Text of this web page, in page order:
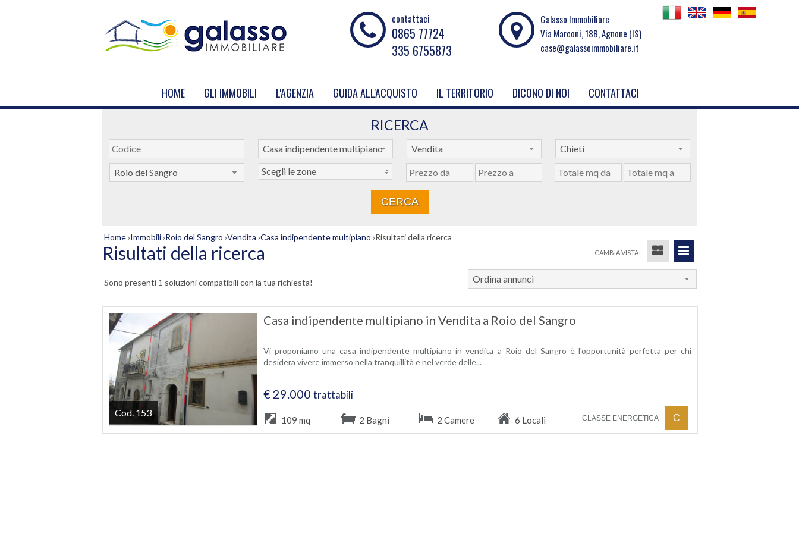
contattaci
0865 77724
335 6755873
Galasso Immobiliare
Via Marconi, 18B, Agnone (IS)
case@galassoimmobiliare.it
HOME GLI IMMOBILI L'AGENZIA GUIDA ALL'ACQUISTO IL TERRITORIO DICONO DI NOI CONTATTACI
RICERCA
Casa indipendente multipiano Vendita Chieti
Roio del Sangro Scegli le zone
Home›Immobili›Roio del Sangro ›Vendita ›Casa indipendente multipiano ›Risultati della ricerca
Risultati della ricerca CAMBIA VISTA:
Sono presenti 1 soluzioni compatibili con la tua richiesta! Ordina annunci
Casa indipendente multipiano in Vendita a Roio del Sangro
Vi proponiamo una casa indipendente multipiano in vendita a Roio del Sangro è l'opportunità perfetta per chi
desidera vivere immerso nella tranquillità e nel verde delle...
€ 29.000 trattabili
Cod. 153
109 mq 2 Bagni 2 Camere 6 Locali CLASSE ENERGETICA C